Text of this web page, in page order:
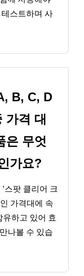
스트하며 사
B, C, D
가격 대
은 무엇
가요?
스팟 클리어 크
가격대에 속
하고 있어 효
나볼 수 있습